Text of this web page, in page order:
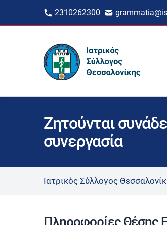
2310262300
Ζητούνται
συνεργασία
Ιατρικός Σύλλογος
Πληροφορίες Θέσης